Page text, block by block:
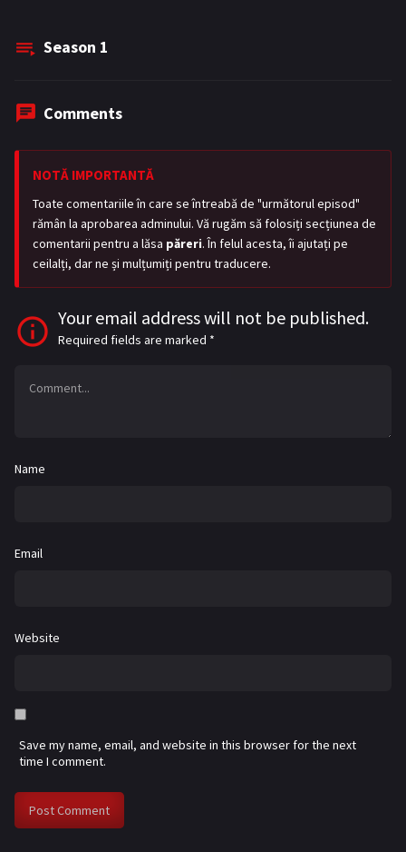
Season 1
Comments
NOTĂ IMPORTANTĂ
Toate comentariile în care se întreabă de "următorul episod"
rămân la aprobarea adminului. Vă rugăm să folosiți secțiunea de
comentarii pentru a lăsa păreri. În felul acesta, îi ajutați pe
ceilalți, dar ne și mulțumiți pentru traducere.
Your email address will not be published.
Required fields are marked *
Name
Email
Website
Save my name, email, and website in this browser for the next
time I comment.